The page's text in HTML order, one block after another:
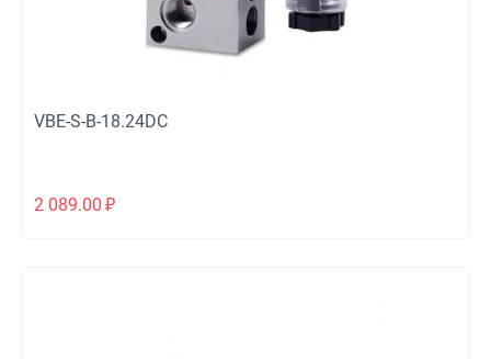
VBE-S-B-18.24DC
2 089.00 ₽